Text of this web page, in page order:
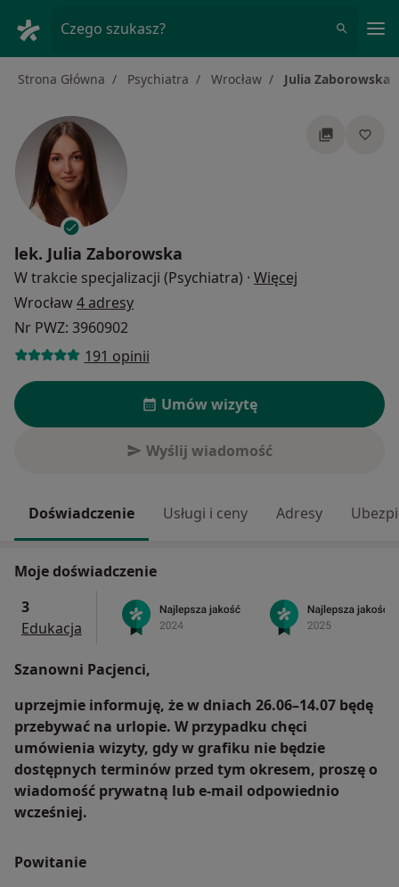
Czego szukasz?
Strona Główna Psychiatra Wrocław Julia Zaborowska
lek. Julia Zaborowska
W trakcie specjalizacji (Psychiatra) · Więcej
Wrocław4 adresy
Nr PWZ: 3960902
191 opinii
Umów wizytę
Wyślij wiadomość
Doświadczenie Usługi i ceny Adresy
Moje doświadczenie
3
Edukacja
Szanowni Pacjenci,
uprzejmie informuję, że w dniach 26.06–14.07 będę
przebywać na urlopie. W przypadku chęci
umówienia wizyty, gdy w grafiku nie będzie
dostępnych terminów przed tym okresem, proszę o
wiadomość prywatną lub e‑mail odpowiednio
wcześniej.
Powitanie